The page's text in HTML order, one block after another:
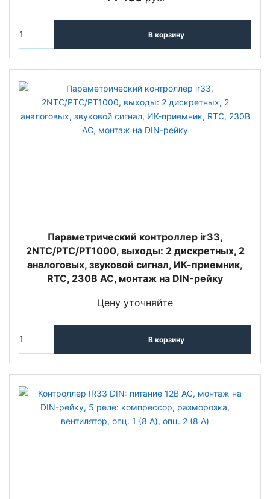
В корзину
Параметрический контроллер ir33,
2NTC/PTC/PT1000, выходы: 2 дискретных, 2
аналоговых, звуковой сигнал, ИК-приемник,
RTC, 230В AC, монтаж на DIN-рейку
Цену уточняйте
В корзину